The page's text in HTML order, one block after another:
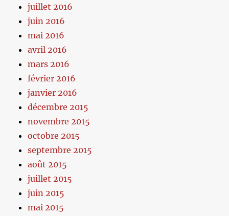
juillet 2016
juin 2016
mai 2016
avril 2016
mars 2016
février 2016
janvier 2016
décembre 2015
novembre 2015
octobre 2015
septembre 2015
août 2015
juillet 2015
juin 2015
mai 2015